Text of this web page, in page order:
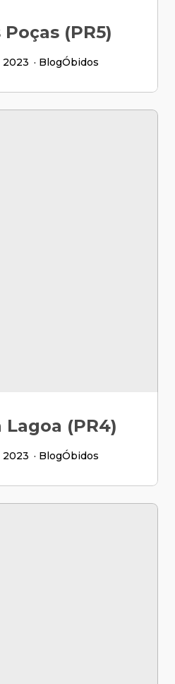
(PR5)
2023 BlogÓbidos
Lagoa (PR4)
2023 BlogÓbidos